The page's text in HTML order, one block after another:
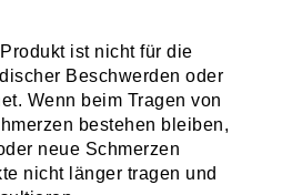
ist nicht für die
Beschwerden oder
Wenn beim Tragen von
bestehen bleiben,
neue Schmerzen
nicht länger tragen und